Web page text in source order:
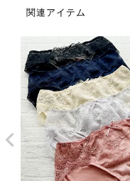
関連アイテム